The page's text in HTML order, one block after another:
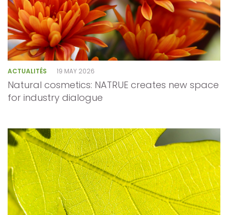
ACTUALITÉS 19 MAY 2026
Natural cosmetics: NATRUE creates new space
for industry dialogue